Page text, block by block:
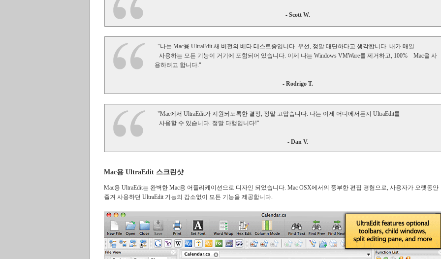
- Scott W.
"나는 Mac용 UltraEdit 새 버전의 베타 테스트중입니다. 우선, 정말 대단하다고 생각합니다. 내가 매일
사용하는 모든 기능이 거기에 포함되어 있습니다. 이제 나는 Windows VMWare를 제거하고, 100% Mac을 사
용하려고 합니다."
- Rodrigo T.
"Mac에서 UltraEdit가 지원되도록한 결정, 정말 고맙습니다. 나는 이제 어디에서든지 UltraEdit를
사용할 수 있습니다. 정말 다행입니다!"
- Dan V.
Mac용 UltraEdit 스크린샷
Mac용 UltraEdit는 완벽한 Mac용 어플리케이션으로 디자인 되었습니다. Mac OSX에서의 풍부한 편집 경험으로, 사용자가 오랫동안
즐겨 사용하던 UltraEdit 기능의 감소없이 모든 기능을 제공합니다.